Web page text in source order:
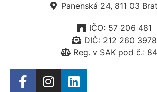
Panenská 24, 811 03
IČO: 57 206 481
DIČ: 212 260 3978
Reg. v SAK pod č.: